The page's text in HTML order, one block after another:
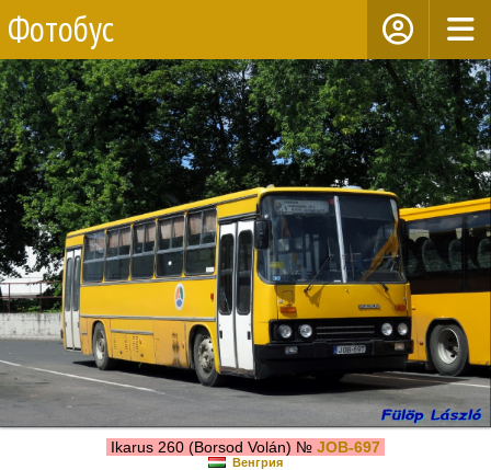
Фотобус
Ikarus 260 (Borsod Volán) № JOB-697
Венгрия